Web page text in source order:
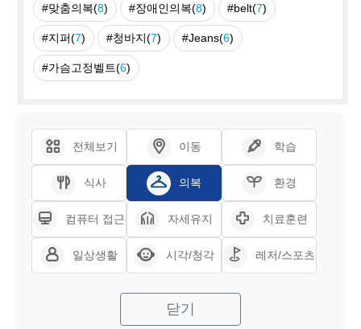
#맞춤의복(8) #장애인의복(8) #belt(7)
#지퍼(7) #청바지(7) #Jeans(6)
#가슴고정벨트(6)
전체보기 이동 학습
식사 의복 환경
컴퓨터 접근 자세유지 치료훈련
일상생활 시각/청각 레저/스포츠
닫기